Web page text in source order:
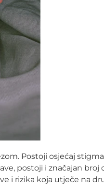
Postoji osjećaj
postoji i značajan
i rizika koja utječe na